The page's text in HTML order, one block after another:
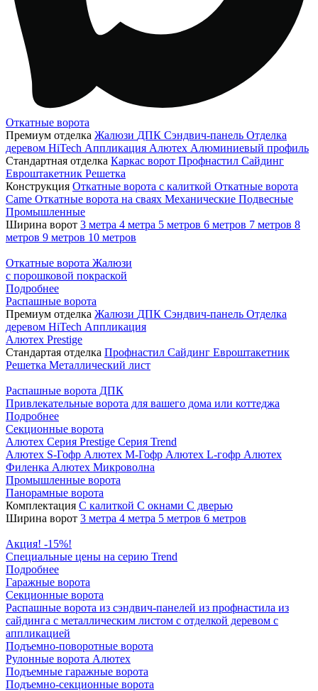
Откатные ворота
Премиум отделка Жалюзи ДПК Сэндвич-панель Отделка
деревом HiTech Аппликация Алютех Алюминиевый профиль
Стандартная отделка Каркас ворот Профнастил Сайдинг
Евроштакетник Решетка
Конструкция Откатные ворота с калиткой Откатные ворота
Came Откатные ворота на сваях Механические Подвесные
Промышленные
Ширина ворот 3 метра 4 метра 5 метров 6 метров 7 метров 8
метров 9 метров 10 метров
Откатные ворота Жалюзи
с порошковой покраской
Подробнее
Распашные ворота
Премиум отделка Жалюзи ДПК Сэндвич-панель Отделка
деревом HiTech Аппликация
Алютех Prestige
Стандартая отделка Профнастил Сайдинг Евроштакетник
Решетка Металлический лист
Распашные ворота ДПК
Привлекательные ворота для вашего дома или коттеджа
Подробнее
Секционные ворота
Алютех Серия Prestige Серия Trend
Алютех S-Гофр Алютех M-Гофр Алютех L-гофр Алютех
Филенка Алютех Микроволна
Промышленные ворота
Панорамные ворота
Комплектация С калиткой С окнами C дверью
Ширина ворот 3 метра 4 метра 5 метров 6 метров
Акция! -15%!
Специальные цены на серию Trend
Подробнее
Гаражные ворота
Секционные ворота
Распашные ворота из сэндвич-панелей из профнастила из
сайдинга с металлическим листом с отделкой деревом с
аппликацией
Подъемно-поворотные ворота
Рулонные ворота Алютех
Подъемные гаражные ворота
Подъемно-секционные ворота